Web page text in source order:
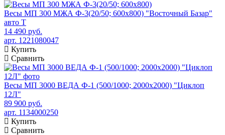
Весы МП 300 МЖА Ф-3(20/50; 600х800) "Восточный Базар"
авто Т
14 490 руб.
арт. 1221080047
Купить
Сравнить
Весы МП 3000 ВЕДА Ф-1 (500/1000; 2000х2000) "Циклоп
12Л"
89 900 руб.
арт. 1134000250
Купить
Сравнить